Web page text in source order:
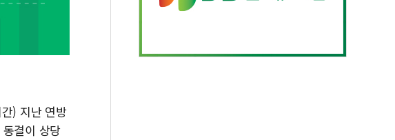
) 지난 연방
결이 상당